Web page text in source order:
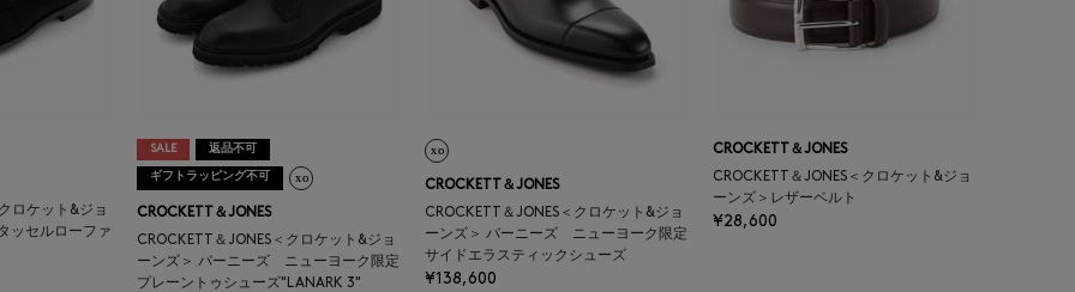
ロケット&ジョ
ッセルローファ
SALE 返品不可
ギフトラッピング不可
CROCKETT＆JONES
CROCKETT＆JONES＜クロケット&ジョ
ーンズ＞ バーニーズ ニューヨーク限定
プレーントゥシューズ"LANARK 3"
CROCKETT＆JONES
CROCKETT＆JONES＜クロケット&ジョ
ーンズ＞ バーニーズ ニューヨーク限定
サイドエラスティックシューズ
¥138,600
CROCKETT＆JONES
CROCKETT＆JONES＜クロケット&ジョ
ーンズ＞レザーベルト
¥28,600